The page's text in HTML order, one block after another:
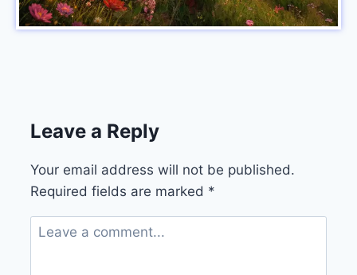
Leave a Reply
Your email address will not be published.
Required fields are marked *